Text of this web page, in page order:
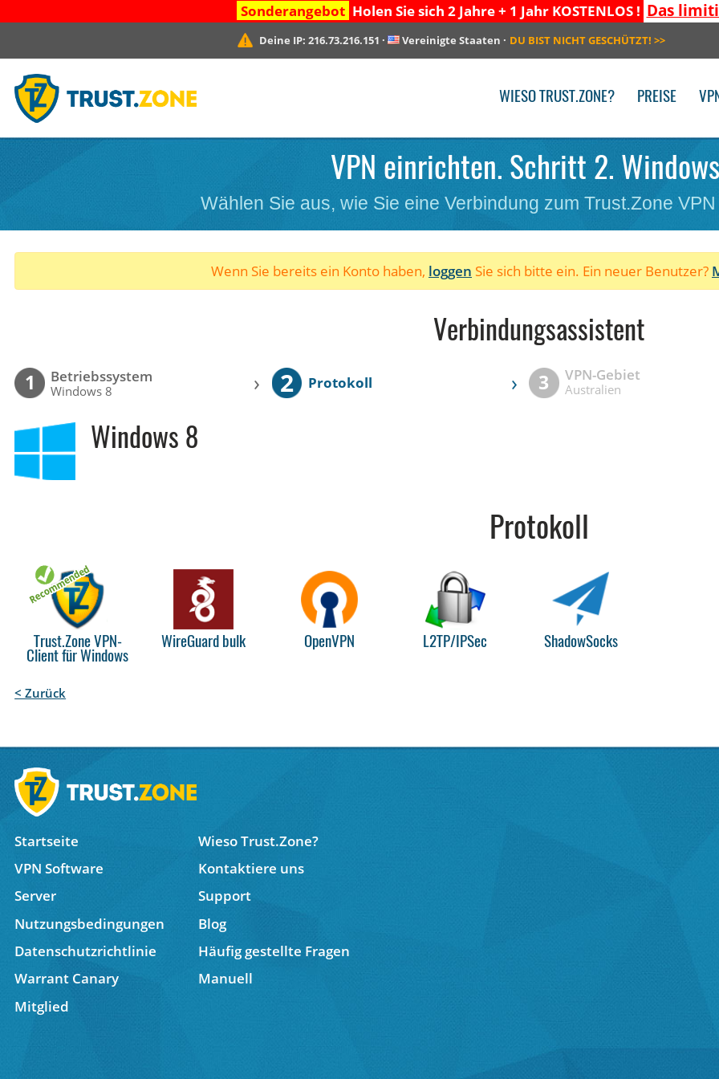
Sonderangebot Holen Sie sich 2 Jahre + 1 Jahr KOSTENLOS ! Das
Deine IP: 216.73.216.151 · Vereinigte Staaten · DU BIST NICHT GESCHÜTZT! >>
WIESO TRUST.ZONE? PREISE
VPN einrichten. Schritt 2.
Wählen Sie aus, wie Sie eine Verbindung zum Trust.Zone
Wenn Sie bereits ein Konto haben, loggen Sie sich bitte ein. Ein neuer Benutzer?
Verbindungsassistent
1 Betriebssystem
Windows 8 › 2 Protokoll › 3 VPN-Gebiet
Australien
Windows 8
Protokoll
Trust.Zone VPN-
Client für Windows
WireGuard bulk OpenVPN L2TP/IPSec ShadowSocks
< Zurück
Startseite
Wieso Trust.Zone?
VPN Software
Kontaktiere uns
Server
Support
Nutzungsbedingungen
Blog
Datenschutzrichtlinie
Häufig gestellte Fragen
Warrant Canary
Manuell
Mitglied